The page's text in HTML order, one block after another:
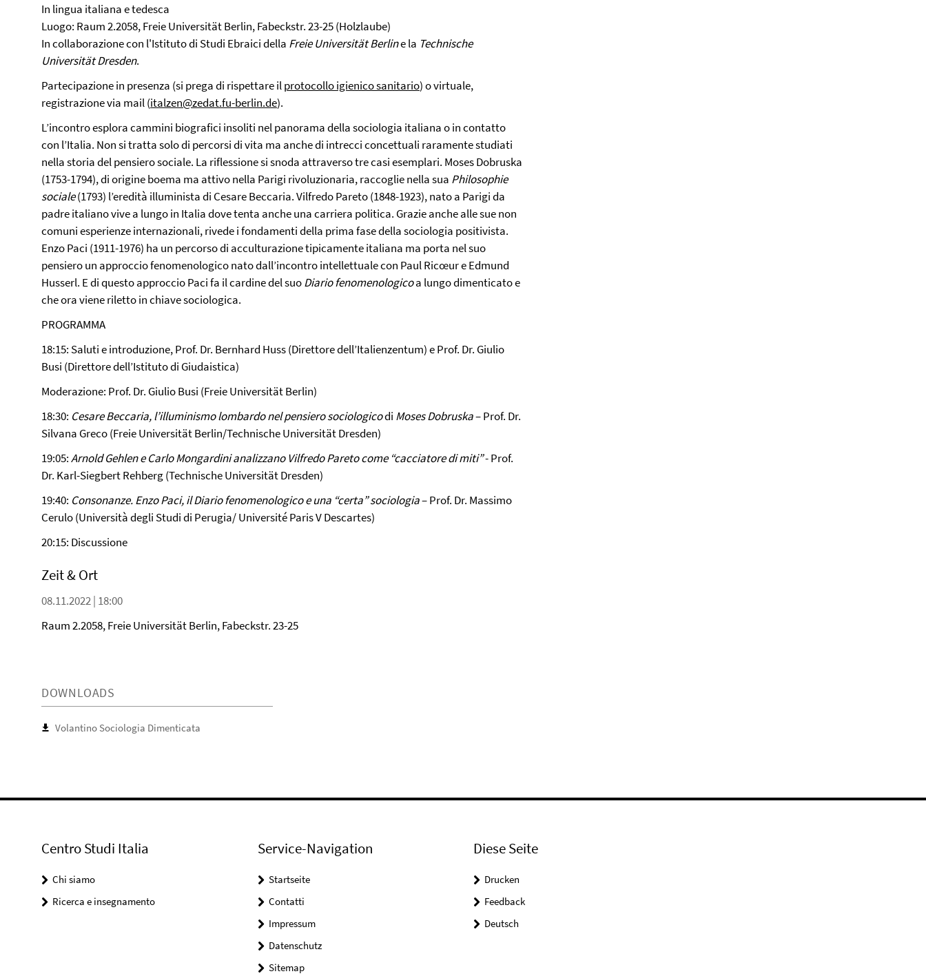
In lingua italiana e tedesca
Luogo: Raum 2.2058, Freie Universität Berlin, Fabeckstr. 23-25 (Holzlaube)
In collaborazione con l'Istituto di Studi Ebraici della Freie Universität Berline la Technische
Universität Dresden.
Partecipazione in presenza (si prega di rispettare ilprotocollo igienico sanitario) o virtuale,
registrazione via mail (italzen@zedat.fu-berlin.de).
L’incontro esplora cammini biografici insoliti nel panorama della sociologia italiana o in contatto
con l’Italia. Non si tratta solo di percorsi di vita ma anche di intrecci concettuali raramente studiati
nella storia del pensiero sociale. La riflessione si snoda attraverso tre casi esemplari. Moses Dobruska
(1753-1794), di origine boema ma attivo nella Parigi rivoluzionaria, raccoglie nella sua Philosophie
sociale(1793) l’eredità illuminista di Cesare Beccaria. Vilfredo Pareto (1848-1923), nato a Parigi da
padre italiano vive a lungo in Italia dove tenta anche una carriera politica. Grazie anche alle sue non
comuni esperienze internazionali, rivede i fondamenti della prima fase della sociologia positivista.
Enzo Paci (1911-1976) ha un percorso di acculturazione tipicamente italiana ma porta nel suo
pensiero un approccio fenomenologico nato dall’incontro intellettuale con Paul Ricœur e Edmund
Husserl. E di questo approccio Paci fa il cardine del suoDiario fenomenologicoa lungo dimenticato e
che ora viene riletto in chiave sociologica.
PROGRAMMA
18:15: Saluti e introduzione, Prof. Dr. Bernhard Huss (Direttore dell’Italienzentum) e Prof. Dr. Giulio
Busi (Direttore dell’Istituto di Giudaistica)
Moderazione: Prof. Dr. Giulio Busi (Freie Universität Berlin)
18:30: Cesare Beccaria, l’illuminismo lombardo nel pensiero sociologicodi Moses Dobruska– Prof. Dr.
Silvana Greco (Freie Universität Berlin/Technische Universität Dresden)
19:05:Arnold Gehlen e Carlo Mongardini analizzano Vilfredo Pareto come “cacciatore di miti”- Prof.
Dr. Karl-Siegbert Rehberg (Technische Universität Dresden)
19:40: Consonanze. Enzo Paci, il Diario fenomenologico e una “certa” sociologia– Prof. Dr. Massimo
Cerulo (Università degli Studi di Perugia/ Université Paris V Descartes)
20:15: Discussione
Zeit & Ort
08.11.2022 | 18:00
Raum 2.2058, Freie Universität Berlin, Fabeckstr. 23-25
DOWNLOADS
Volantino Sociologia Dimenticata
Centro Studi Italia
Chi siamo
Ricerca e insegnamento
Service-Navigation
Startseite
Contatti
Impressum
Datenschutz
Sitemap
Diese Seite
Drucken
Feedback
Deutsch